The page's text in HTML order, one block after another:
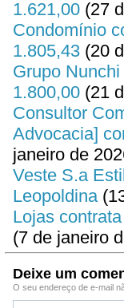
1.621,00 (27
Condomínio
1.805,43 (20
Grupo
1.800,00 (21
Consultor
Advocacia]
janeiro de
Veste S.a
Leopoldina
Lojas
(7 de janeiro
Deixe um
O seu endereço de e-mail